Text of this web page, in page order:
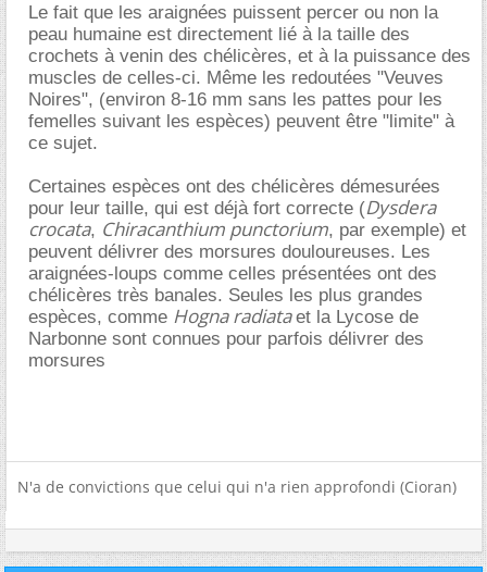
Le fait que les araignées puissent percer ou non la
peau humaine est directement lié à la taille des
crochets à venin des chélicères, et à la puissance des
muscles de celles-ci. Même les redoutées "Veuves
Noires", (environ 8-16 mm sans les pattes pour les
femelles suivant les espèces) peuvent être "limite" à
ce sujet.
Certaines espèces ont des chélicères démesurées
pour leur taille, qui est déjà fort correcte (Dysdera
crocata, Chiracanthium punctorium, par exemple) et
peuvent délivrer des morsures douloureuses. Les
araignées-loups comme celles présentées ont des
chélicères très banales. Seules les plus grandes
espèces, comme Hogna radiataet la Lycose de
Narbonne sont connues pour parfois délivrer des
morsures
N'a de convictions que celui qui n'a rien approfondi (Cioran)